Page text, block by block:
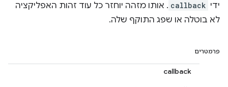
ידי callback . אותו מזהה יוחזר כל עוד זהות האפליקציה
לא בוטלה או שפג התוקף שלה.
פרמטרים
callback